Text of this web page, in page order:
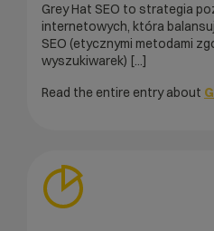
Grey Hat SEO to strategia
internetowych, która
SEO (etycznymi metodami
wyszukiwarek) [...]
Read the entire entry about